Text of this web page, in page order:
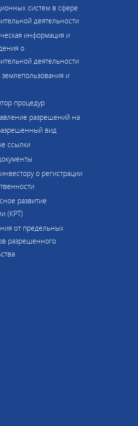
систем в сфере
деятельности
информация и
о
деятельности
и
процедур
разрешений на
вид
ссылки
о регистрации
развитие
(КРТ)
от предельных
разрешенного